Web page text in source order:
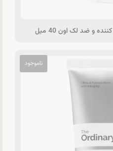
و ضد لک اون 40 میل